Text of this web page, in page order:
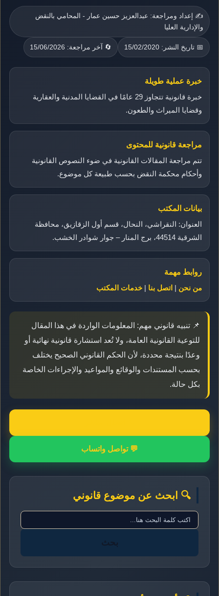
✍️ إعداد ومراجعة: عبدالعزيز حسين عمار - المحامي بالنقض
والإدارية العليا
📅 تاريخ النشر: 15/02/2020 🔄 آخر مراجعة: 15/06/2026
خبرة عملية طويلة
خبرة قانونية تتجاوز 29 عامًا في القضايا المدنية والعقارية
وقضايا الميراث والطعون.
مراجعة قانونية للمحتوى
تتم مراجعة المقالات القانونية في ضوء النصوص القانونية
وأحكام محكمة النقض بحسب طبيعة كل موضوع.
بيانات المكتب
العنوان: النقراشي، النحال، قسم أول الزقازيق، محافظة
الشرقية 44514، برج المنار – جوار شوادر الخشب.
روابط مهمة
من نحن | اتصل بنا | خدمات المكتب
📌 تنبيه قانوني مهم: المعلومات الواردة في هذا المقال
للتوعية القانونية العامة، ولا تُعد استشارة قانونية نهائية أو
وعدًا بنتيجة محددة، لأن الحكم القانوني الصحيح يختلف
بحسب المستندات والوقائع والمواعيد والإجراءات الخاصة
بكل حالة.
💬 تواصل واتساب
🔍 ابحث عن موضوع قانوني
بحث